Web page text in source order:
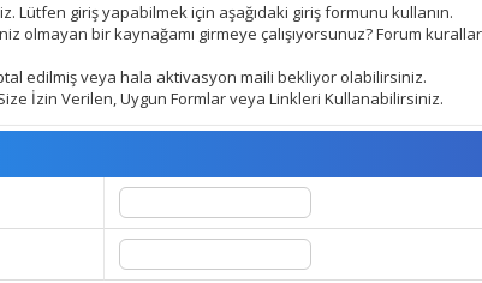
Lütfen giriş yapabilmek için aşağıdaki giriş formunu kullanın.
olmayan bir kaynağamı girmeye çalışıyorsunuz? Forum
edilmiş veya hala aktivasyon maili bekliyor olabilirsiniz.
İzin Verilen, Uygun Formlar veya Linkleri Kullanabilirsiniz.